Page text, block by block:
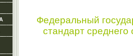
Федеральный
стандарт